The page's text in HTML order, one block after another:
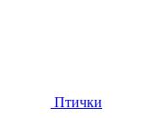
Птички